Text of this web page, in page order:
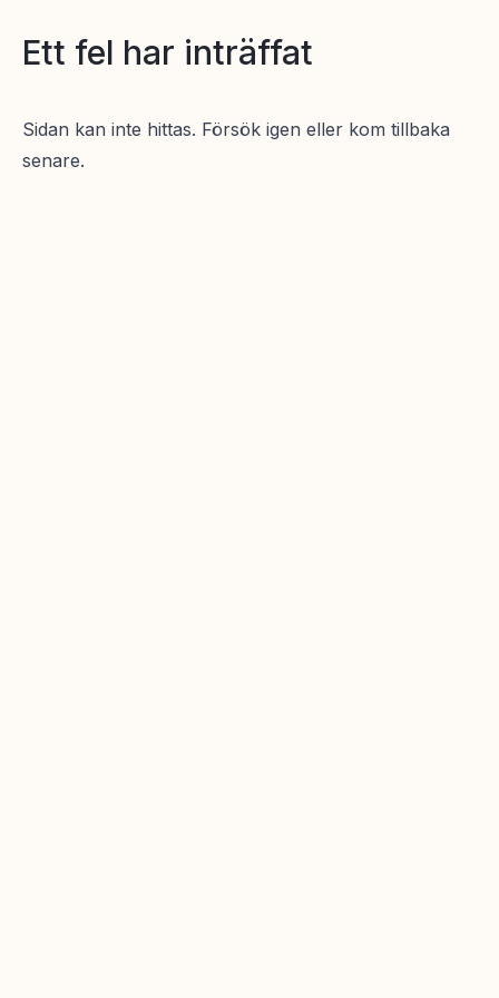
Ett fel har inträffat
Sidan kan inte hittas. Försök igen eller kom tillbaka
senare.